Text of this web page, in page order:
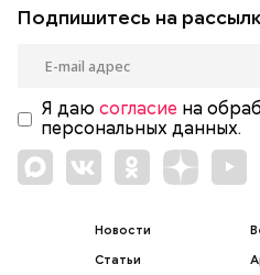
Подпишитесь на
Я даю согласие на
персональных данных.
Новости
Статьи